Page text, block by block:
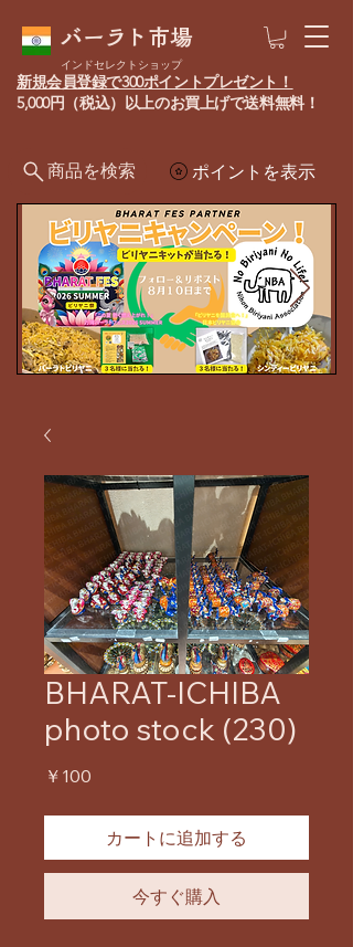
バーラト市場
ポイントを表示
新規会員登録で300ポイントプレゼント！
5,000円（税込）以上のお買上げで送料無料！
インドセレクトショップ
商品を検索
BHARAT-ICHIBA
photo stock (230)
￥100
カートに追加する
今すぐ購入